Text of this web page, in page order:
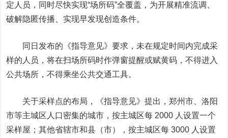
定人员，同时尽快实现“场所码”全覆盖，为开展精准流调、
破解隐匿传播、实现早发现创造条件。
同日发布的《指导意见》要求，未在规定时间内完成采
样的人员，将在扫场所码时作弹窗提醒或赋黄码，不得进入
公共场所，不得乘坐公共交通工具。
关于采样点的布局，《指导意见》提出，郑州市、洛阳
市等主城区人口密集的城市，按主城区每 2000 人设置一个
采样屋；其他省辖市和县（市），按主城区每 3000 人设置